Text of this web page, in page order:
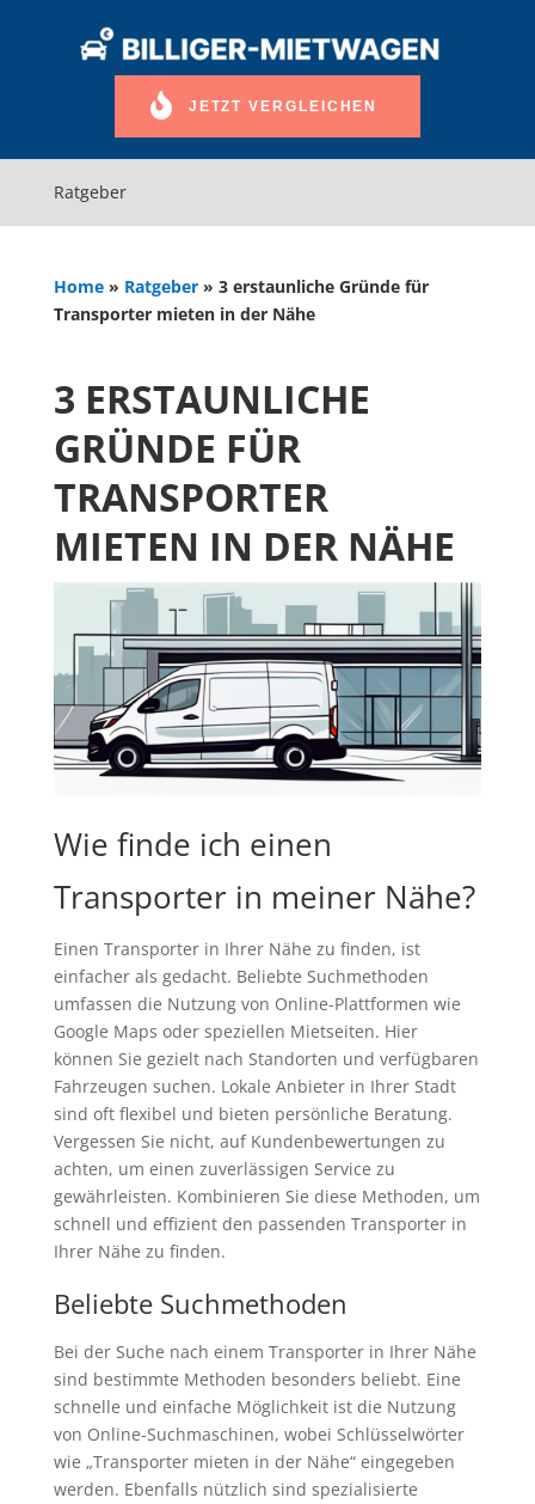
JETZT VERGLEICHEN
Ratgeber
Home» Ratgeber» 3 erstaunliche Gründe für
Transporter mieten in der Nähe
3 ERSTAUNLICHE
GRÜNDE FÜR
TRANSPORTER
MIETEN IN DER NÄHE
Wie finde ich einen
Transporter in meiner Nähe?
Einen Transporter in Ihrer Nähe zu finden, ist
einfacher als gedacht. Beliebte Suchmethoden
umfassen die Nutzung von Online-Plattformen wie
Google Maps oder speziellen Mietseiten. Hier
können Sie gezielt nach Standorten und verfügbaren
Fahrzeugen suchen. Lokale Anbieter in Ihrer Stadt
sind oft flexibel und bieten persönliche Beratung.
Vergessen Sie nicht, auf Kundenbewertungen zu
achten, um einen zuverlässigen Service zu
gewährleisten. Kombinieren Sie diese Methoden, um
schnell und effizient den passenden Transporter in
Ihrer Nähe zu finden.
Beliebte Suchmethoden
Bei der Suche nach einem Transporter in Ihrer Nähe
sind bestimmte Methoden besonders beliebt. Eine
schnelle und einfache Möglichkeit ist die Nutzung
von Online-Suchmaschinen, wobei Schlüsselwörter
wie „Transporter mieten in der Nähe“ eingegeben
werden. Ebenfalls nützlich sind spezialisierte